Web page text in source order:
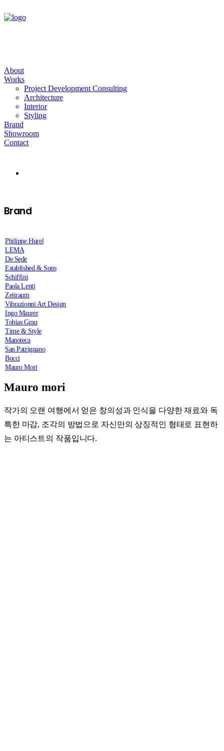
About
Works
Project Development Consulting
Architecture
Interior
Styling
Brand
Showroom
Contact
Brand
Philippe Hurel
LEMA
De Sede
Established & Sons
Schiffini
Paola Lenti
Zeitraum
Vibrazionni Art Design
Ingo Maurer
Tobias Grau
Time & Style
Manoteca
San Patrignano
Bocci
Mauro Mori
Mauro mori
작가의 오랜 여행에서 얻은 창의성과 인식을 다양한 재료와 독
특한 마감, 조각의 방법으로 자신만의 상징적인 형태로 표현하
는 아티스트의 작품입니다.